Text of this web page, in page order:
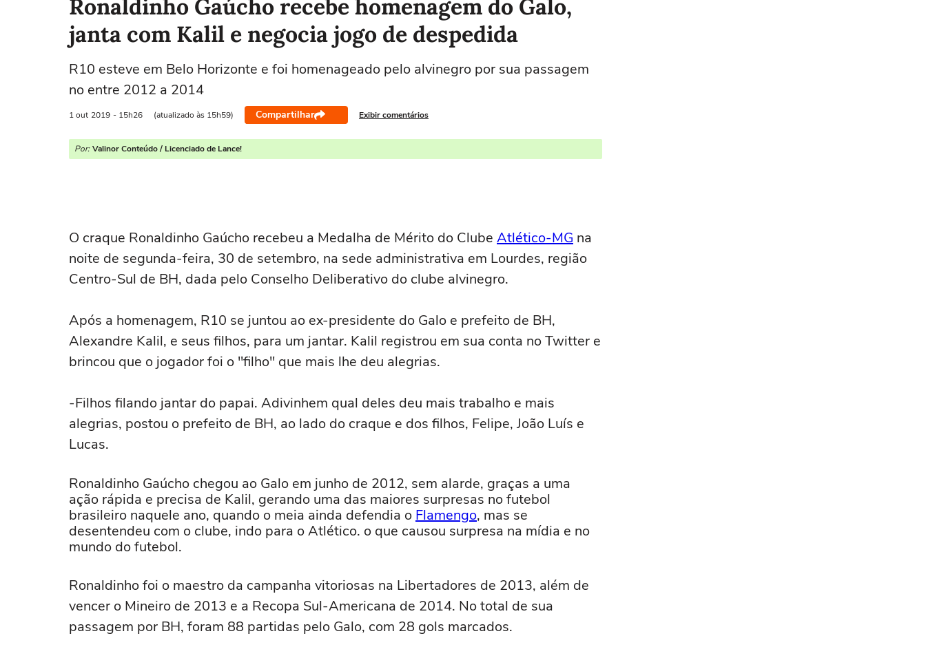
Ronaldinho Gaúcho recebe homenagem do Galo,
janta com Kalil e negocia jogo de despedida
R10 esteve em Belo Horizonte e foi homenageado pelo alvinegro por sua passagem
no entre 2012 a 2014
1 out 2019 - 15h26 (atualizado às 15h59) Compartilhar Exibir comentários
Por: Valinor Conteúdo / Licenciado de Lance!
O craque Ronaldinho Gaúcho recebeu a Medalha de Mérito do Clube Atlético-MG na
noite de segunda-feira, 30 de setembro, na sede administrativa em Lourdes, região
Centro-Sul de BH, dada pelo Conselho Deliberativo do clube alvinegro.
Após a homenagem, R10 se juntou ao ex-presidente do Galo e prefeito de BH,
Alexandre Kalil, e seus filhos, para um jantar. Kalil registrou em sua conta no Twitter e
brincou que o jogador foi o "filho" que mais lhe deu alegrias.
-Filhos filando jantar do papai. Adivinhem qual deles deu mais trabalho e mais
alegrias, postou o prefeito de BH, ao lado do craque e dos filhos, Felipe, João Luís e
Lucas.
Ronaldinho Gaúcho chegou ao Galo em junho de 2012, sem alarde, graças a uma
ação rápida e precisa de Kalil, gerando uma das maiores surpresas no futebol
brasileiro naquele ano, quando o meia ainda defendia o Flamengo, mas se
desentendeu com o clube, indo para o Atlético. o que causou surpresa na mídia e no
mundo do futebol.
Ronaldinho foi o maestro da campanha vitoriosas na Libertadores de 2013, além de
vencer o Mineiro de 2013 e a Recopa Sul-Americana de 2014. No total de sua
passagem por BH, foram 88 partidas pelo Galo, com 28 gols marcados.